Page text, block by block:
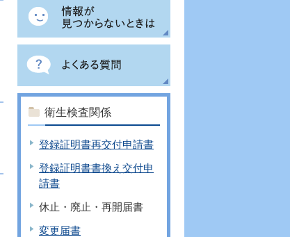
衛生検査関係
登録証明書再交付申請書
登録証明書書換え交付申
請書
休止・廃止・再開届書
変更届書